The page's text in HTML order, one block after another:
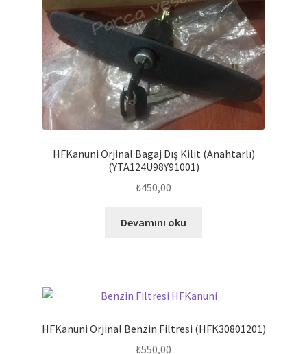
HFKanuni Orjinal Bagaj Dış Kilit (Anahtarlı)
(YTA124U98Y91001)
₺450,00
Devamını oku
HFKanuni Orjinal Benzin Filtresi (HFK30801201)
₺550,00